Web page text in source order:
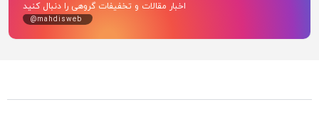
اخبار مقالات و تخفیفات گروهی را دنبال کنید
@mahdisweb